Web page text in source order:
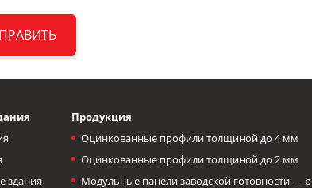
здания
Продукция
Оцинкованные профили толщиной до 4 мм
Оцинкованные профили толщиной до 2 мм
Модульные панели заводской готовности —